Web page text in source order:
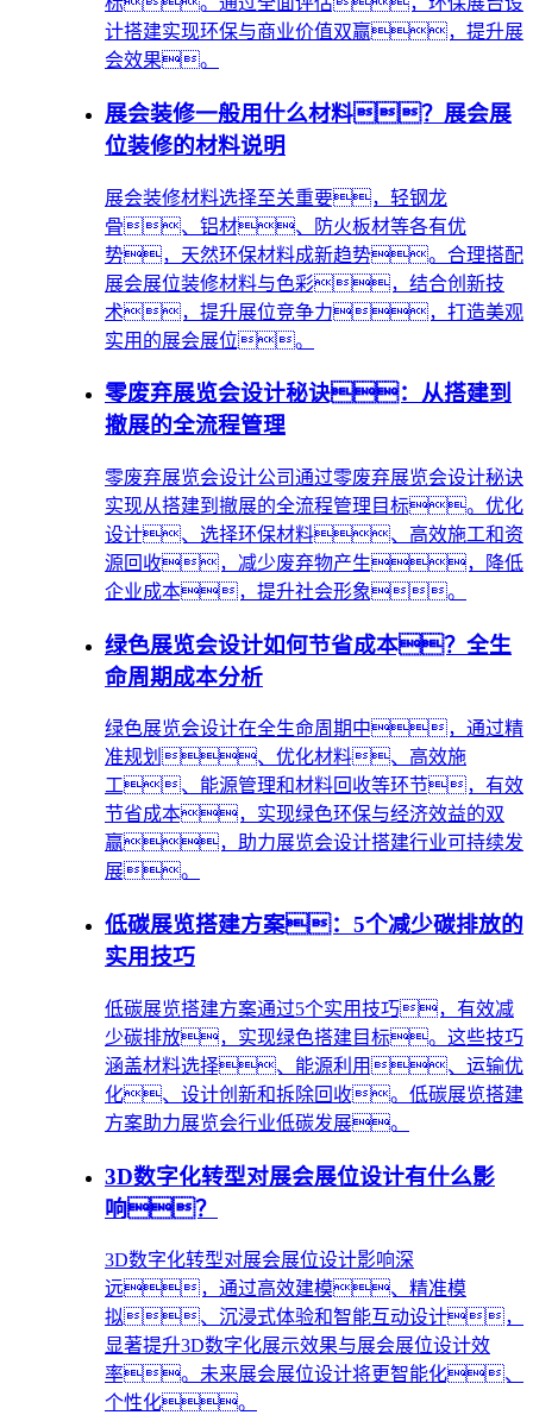
计搭建实现环保与商业价值双赢，提升展
会效果。
展会装修一般用什么材料？展会展
位装修的材料说明
展会装修材料选择至关重要，轻钢龙
骨、铝材、防火板材等各有优
势，天然环保材料成新趋势。合理搭配
展会展位装修材料与色彩，结合创新技
术，提升展位竞争力，打造美观
实用的展会展位。
零废弃展览会设计秘诀：从搭建到
撤展的全流程管理
零废弃展览会设计公司通过零废弃展览会设计秘诀
实现从搭建到撤展的全流程管理目标。优化
设计、选择环保材料、高效施工和资
源回收，减少废弃物产生，降低
企业成本，提升社会形象。
绿色展览会设计如何节省成本？全生
命周期成本分析
绿色展览会设计在全生命周期中，通过精
准规划、优化材料、高效施
工、能源管理和材料回收等环节，有效
节省成本，实现绿色环保与经济效益的双
赢，助力展览会设计搭建行业可持续发
展。
低碳展览搭建方案：5个减少碳排放的
实用技巧
低碳展览搭建方案通过5个实用技巧，有效减
少碳排放，实现绿色搭建目标。这些技巧
涵盖材料选择、能源利用、运输优
化、设计创新和拆除回收。低碳展览搭建
方案助力展览会行业低碳发展。
3D数字化转型对展会展位设计有什么影
响？
3D数字化转型对展会展位设计影响深
远，通过高效建模、精准模
拟、沉浸式体验和智能互动设计，
显著提升3D数字化展示效果与展会展位设计效
率。未来展会展位设计将更智能化、
个性化。